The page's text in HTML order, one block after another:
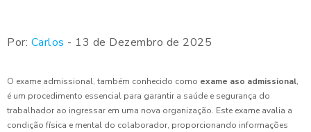
Por: Carlos - 13 de Dezembro de 2025
O exame admissional, também conhecido como exame aso admissional,
é um procedimento essencial para garantir a saúde e segurança do
trabalhador ao ingressar em uma nova organização. Este exame avalia a
condição física e mental do colaborador, proporcionando informações